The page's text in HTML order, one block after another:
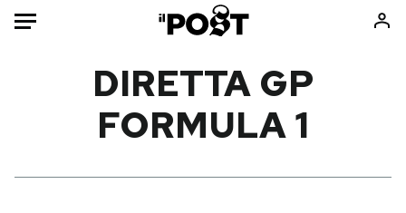
Mondo
Libri
DIRETTA GP
FORMULA 1